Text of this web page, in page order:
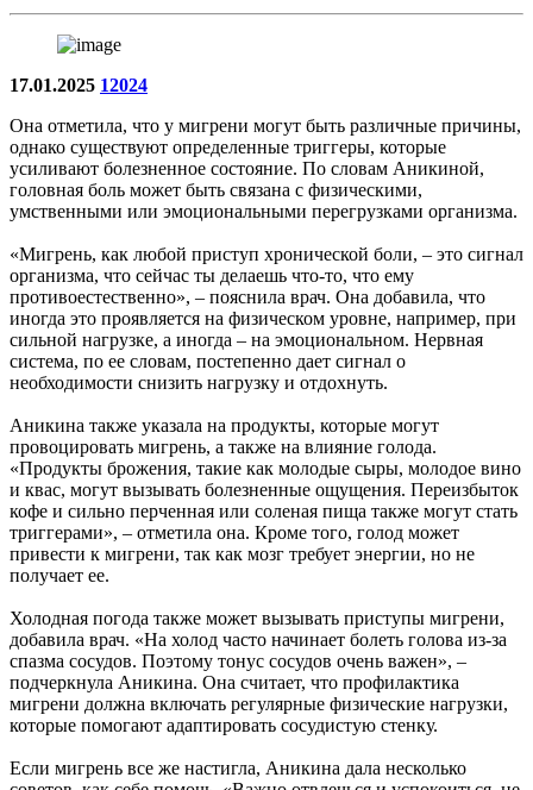
17.01.2025 12024
Она отметила, что у мигрени могут быть различные причины,
однако существуют определенные триггеры, которые
усиливают болезненное состояние. По словам Аникиной,
головная боль может быть связана с физическими,
умственными или эмоциональными перегрузками организма.
«Мигрень, как любой приступ хронической боли, – это сигнал
организма, что сейчас ты делаешь что-то, что ему
противоестественно», – пояснила врач. Она добавила, что
иногда это проявляется на физическом уровне, например, при
сильной нагрузке, а иногда – на эмоциональном. Нервная
система, по ее словам, постепенно дает сигнал о
необходимости снизить нагрузку и отдохнуть.
Аникина также указала на продукты, которые могут
провоцировать мигрень, а также на влияние голода.
«Продукты брожения, такие как молодые сыры, молодое вино
и квас, могут вызывать болезненные ощущения. Переизбыток
кофе и сильно перченная или соленая пища также могут стать
триггерами», – отметила она. Кроме того, голод может
привести к мигрени, так как мозг требует энергии, но не
получает ее.
Холодная погода также может вызывать приступы мигрени,
добавила врач. «На холод часто начинает болеть голова из-за
спазма сосудов. Поэтому тонус сосудов очень важен», –
подчеркнула Аникина. Она считает, что профилактика
мигрени должна включать регулярные физические нагрузки,
которые помогают адаптировать сосудистую стенку.
Если мигрень все же настигла, Аникина дала несколько